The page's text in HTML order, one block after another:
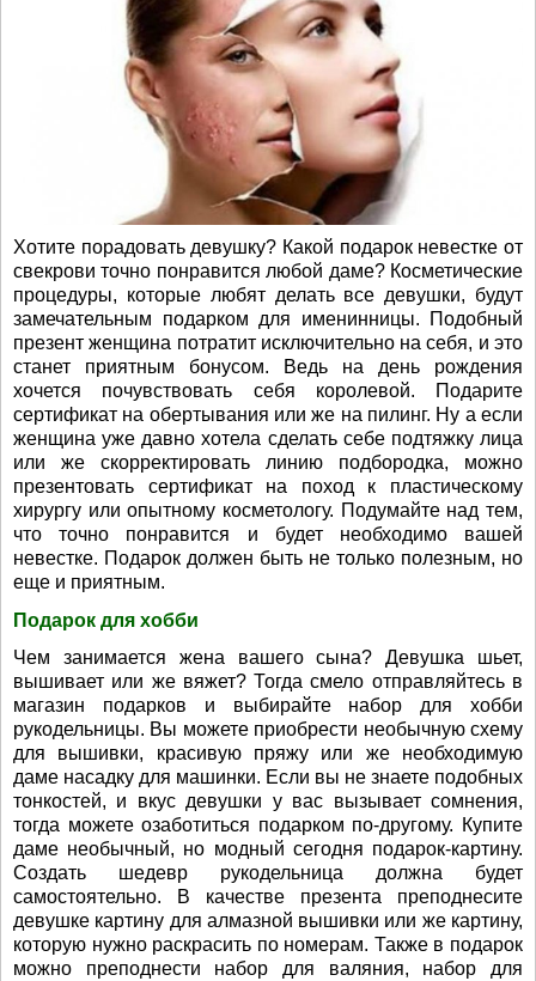
Хотите порадовать девушку? Какой подарок невестке от
свекрови точно понравится любой даме? Косметические
процедуры, которые любят делать все девушки, будут
замечательным подарком для именинницы. Подобный
презент женщина потратит исключительно на себя, и это
станет приятным бонусом. Ведь на день рождения
хочется почувствовать себя королевой. Подарите
сертификат на обертывания или же на пилинг. Ну а если
женщина уже давно хотела сделать себе подтяжку лица
или же скорректировать линию подбородка, можно
презентовать сертификат на поход к пластическому
хирургу или опытному косметологу. Подумайте над тем,
что точно понравится и будет необходимо вашей
невестке. Подарок должен быть не только полезным, но
еще и приятным.
Подарок для хобби
Чем занимается жена вашего сына? Девушка шьет,
вышивает или же вяжет? Тогда смело отправляйтесь в
магазин подарков и выбирайте набор для хобби
рукодельницы. Вы можете приобрести необычную схему
для вышивки, красивую пряжу или же необходимую
даме насадку для машинки. Если вы не знаете подобных
тонкостей, и вкус девушки у вас вызывает сомнения,
тогда можете озаботиться подарком по-другому. Купите
даме необычный, но модный сегодня подарок-картину.
Создать шедевр рукодельница должна будет
самостоятельно. В качестве презента преподнесите
девушке картину для алмазной вышивки или же картину,
которую нужно раскрасить по номерам. Также в подарок
можно преподнести набор для валяния, набор для